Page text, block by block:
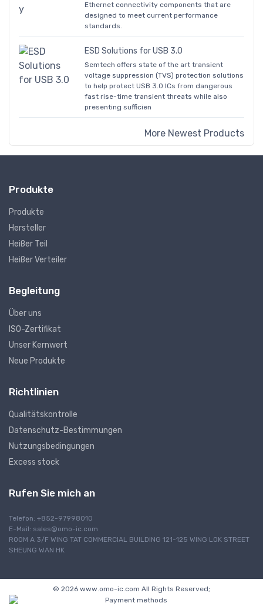
Ethernet connectivity components that are
designed to meet current performance
standards.
ESD Solutions for USB 3.0
Semtech offers state of the art transient
voltage suppression (TVS) protection solutions
to help protect USB 3.0 ICs from dangerous
fast rise-time transient threats while also
presenting sufficien
More Newest Products
Produkte
Produkte
Hersteller
Heißer Teil
Heißer Verteiler
Begleitung
Über uns
ISO-Zertifikat
Unser Kernwert
Neue Produkte
Richtlinien
Qualitätskontrolle
Datenschutz-Bestimmungen
Nutzungsbedingungen
Excess stock
Rufen Sie mich an
Telefon: +852-97998010
E-Mail: sales@omo-ic.com
ROOM A 3/F WING TAT COMMERCIAL BUILDING 121-125 WING LOK STREET
SHEUNG WAN HK
© 2026 www.omo-ic.com All Rights Reserved;